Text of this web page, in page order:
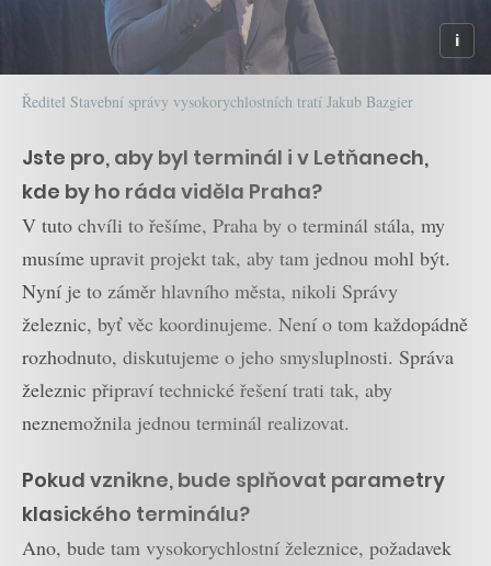
Ředitel Stavební správy vysokorychlostních tratí Jakub Bazgier
Jste pro, aby byl terminál i v Letňanech,
kde by ho ráda viděla Praha?
V tuto chvíli to řešíme, Praha by o terminál stála, my
musíme upravit projekt tak, aby tam jednou mohl být.
Nyní je to záměr hlavního města, nikoli Správy
železnic, byť věc koordinujeme. Není o tom každopádně
rozhodnuto, diskutujeme o jeho smysluplnosti. Správa
železnic připraví technické řešení trati tak, aby
neznemožnila jednou terminál realizovat.
Pokud vznikne, bude splňovat parametry
klasického terminálu?
Ano, bude tam vysokorychlostní železnice, požadavek